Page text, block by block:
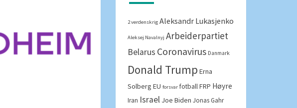
2 verdenskrig Aleksandr Lukasjenko
Aleksej Navalnyj Arbeiderpartiet
Belarus Coronavirus Danmark
Donald Trump Erna
Solberg EU forsvar fotball FRP Høyre
Iran Israel Joe Biden Jonas Gahr